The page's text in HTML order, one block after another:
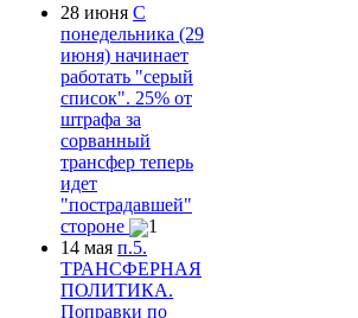
28 июня С
понедельника (29
июня) начинает
работать "серый
список". 25% от
штрафа за
сорванный
трансфер теперь
идет
"пострадавшей"
стороне
1
14 мая п.5.
ТРАНСФЕРНАЯ
ПОЛИТИКА.
Поправки по